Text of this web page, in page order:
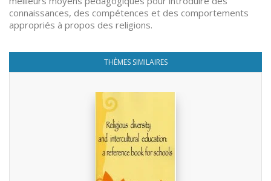
connaissances, des compétences et des comportements
appropriés à propos des religions.
THÈMES SIMILAIRES